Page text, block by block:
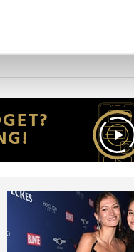
mehr darüber, wie Ihre
Cookies, um Inhalte
Partner für soziale
mit weiteren Daten
haben.